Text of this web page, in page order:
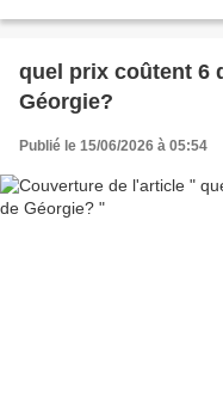
quel prix coûtent 6
Géorgie?
Publié le 15/06/2026 à 05:54